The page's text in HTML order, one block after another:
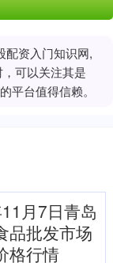
配资入门知识网,
可以关注其是
平台值得信赖。
月7日青岛
品批发市场
格行情